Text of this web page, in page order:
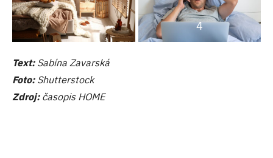
4
Text: Sabína Zavarská
Foto: Shutterstock
Zdroj: časopis HOME